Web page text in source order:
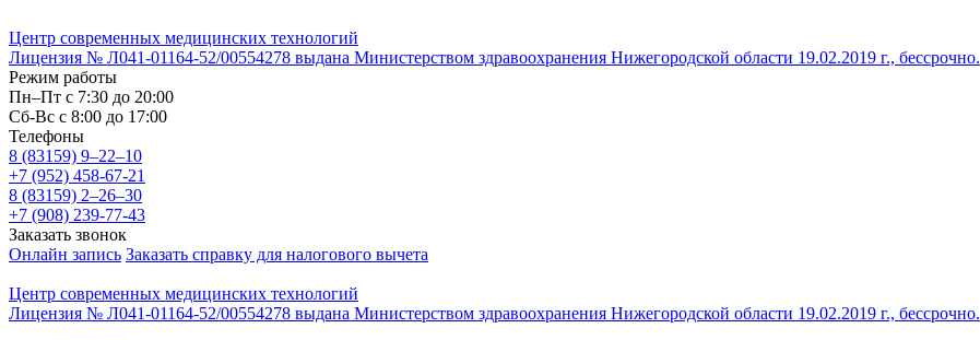
Центр современных медицинских технологий
Лицензия № Л041-01164-52/00554278 выдана Министерством здравоохранения Нижегородской области 19.02.2019 г., бессрочно.
Режим работы
Пн–Пт с 7:30 до 20:00
Cб-Вс с 8:00 до 17:00
Телефоны
8 (83159) 9–22–10
+7 (952) 458-67-21
8 (83159) 2–26–30
+7 (908) 239-77-43
Заказать звонок
Онлайн запись Заказать справку для налогового вычета
Центр современных медицинских технологий
Лицензия № Л041-01164-52/00554278 выдана Министерством здравоохранения Нижегородской области 19.02.2019 г., бессрочно.